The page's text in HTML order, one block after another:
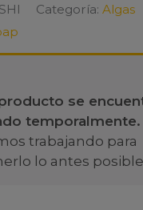
Categoría:Algas
se
temporalmente.
trabajando para
lo antes